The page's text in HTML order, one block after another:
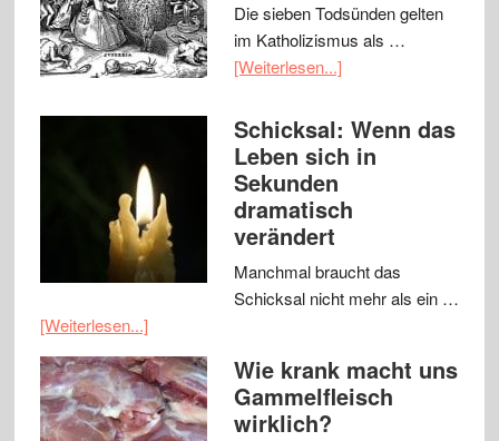
Die sieben Todsünden gelten
im Katholizismus als …
[Weiterlesen...]
Schicksal: Wenn das
Leben sich in
Sekunden
dramatisch
verändert
Manchmal braucht das
Schicksal nicht mehr als ein …
[Weiterlesen...]
Wie krank macht uns
Gammelfleisch
wirklich?